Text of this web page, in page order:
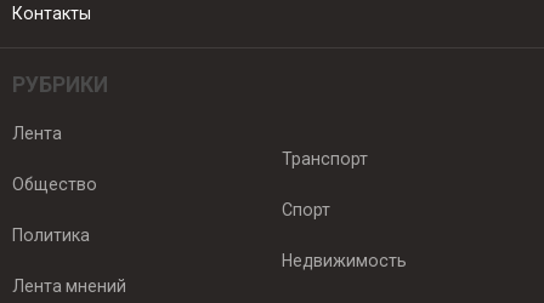
Контакты
РУБРИКИ
Лента
Общество
Политика
Лента мнений
Транспорт
Спорт
Недвижимость